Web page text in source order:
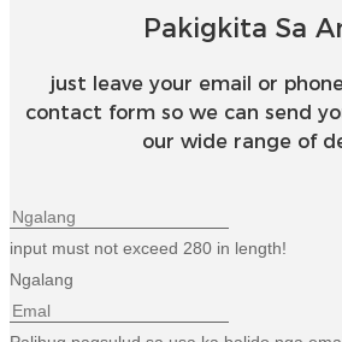
Pakigkita Sa
just leave your email or
contact form so we can send
our wide range of
input must not exceed 280 in length!
Ngalang